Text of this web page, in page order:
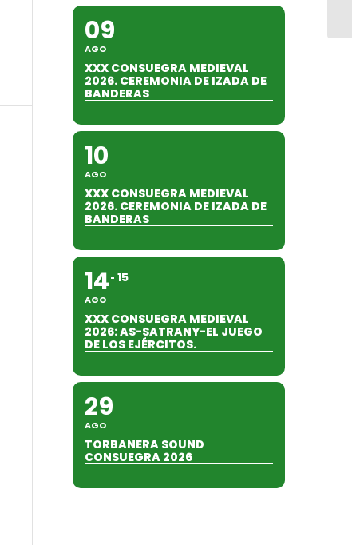
09
AGO
XXX CONSUEGRA MEDIEVAL
2026. CEREMONIA DE IZADA DE
BANDERAS
10
AGO
XXX CONSUEGRA MEDIEVAL
2026. CEREMONIA DE IZADA DE
BANDERAS
14
AGO
15
XXX CONSUEGRA MEDIEVAL
2026: AS-SATRANY-EL JUEGO
DE LOS EJÉRCITOS.
29
AGO
TORBANERA SOUND
CONSUEGRA 2026